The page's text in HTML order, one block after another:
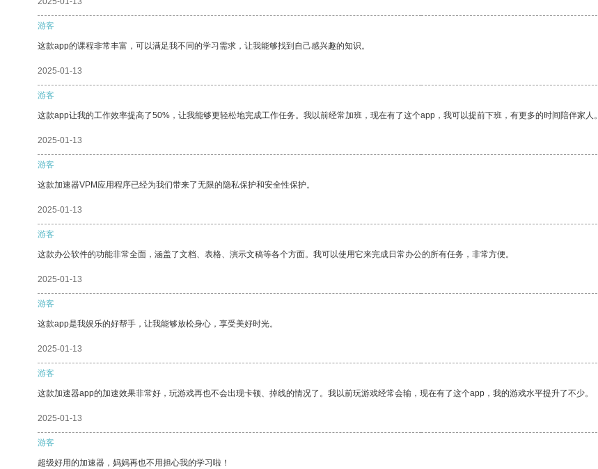
游客
这款app的课程非常丰富，可以满足我不同的学习需求，让我能够找到自己感兴趣的知识。
2025-01-13
游客
这款app让我的工作效率提高了50%，让我能够更轻松地完成工作任务。我以前经常加班，现在有了这个app，我可以提前下班，有更多的时间陪伴家人。
2025-01-13
游客
这款加速器VPM应用程序已经为我们带来了无限的隐私保护和安全性保护。
2025-01-13
游客
这款办公软件的功能非常全面，涵盖了文档、表格、演示文稿等各个方面。我可以使用它来完成日常办公的所有任务，非常方便。
2025-01-13
游客
这款app是我娱乐的好帮手，让我能够放松身心，享受美好时光。
2025-01-13
游客
这款加速器app的加速效果非常好，玩游戏再也不会出现卡顿、掉线的情况了。我以前玩游戏经常会输，现在有了这个app，我的游戏水平提升了不少。
2025-01-13
游客
超级好用的加速器，妈妈再也不用担心我的学习啦！